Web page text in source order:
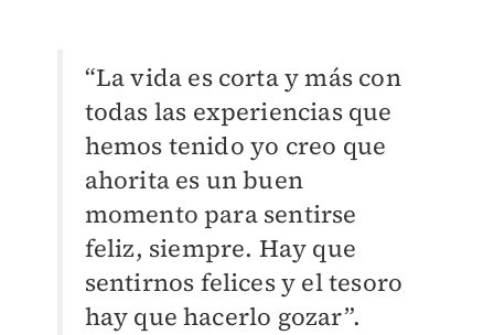
“La vida es corta y más con
todas las experiencias que
hemos tenido yo creo que
ahorita es un buen
momento para sentirse
feliz, siempre. Hay que
sentirnos felices y el tesoro
hay que hacerlo gozar”.